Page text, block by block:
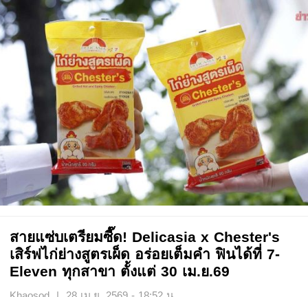
สายแซ่บเตรียมซี๊ด! Delicasia x Chester's
เสิร์ฟไก่ย่างสูตรเผ็ด อร่อยเต็มคำ ฟินได้ที่ 7-
Eleven ทุกสาขา ตั้งแต่ 30 เม.ย.69